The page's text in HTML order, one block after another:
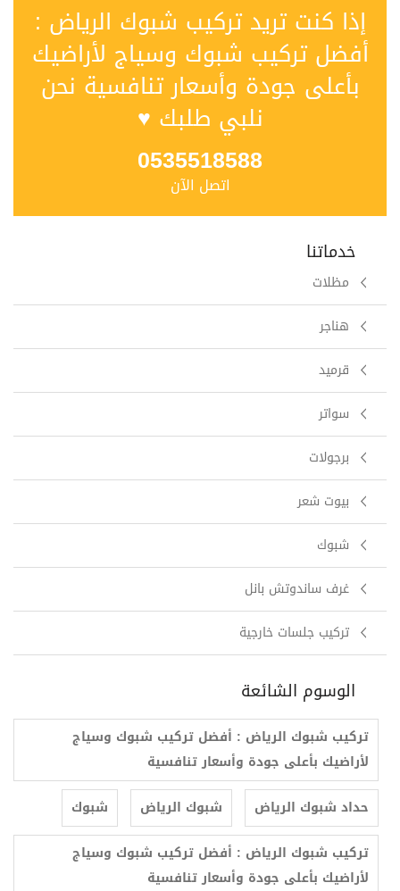
إذا كنت تريد تركيب شبوك الرياض :
أفضل تركيب شبوك وسياج لأراضيك
بأعلى جودة وأسعار تنافسية نحن
نلبي طلبك ♥
0535518588
اتصل الآن
خدماتنا
مظلات
هناجر
قرميد
سواتر
برجولات
بيوت شعر
شبوك
غرف ساندوتش بانل
تركيب جلسات خارجية
الوسوم الشائعة
تركيب شبوك الرياض : أفضل تركيب شبوك وسياج
لأراضيك بأعلى جودة وأسعار تنافسية
حداد شبوك الرياض
شبوك الرياض
شبوك
تركيب شبوك الرياض : أفضل تركيب شبوك وسياج
لأراضيك بأعلى جودة وأسعار تنافسية